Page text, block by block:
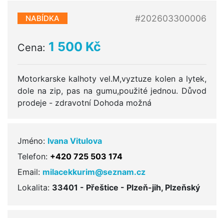
NABÍDKA #202603300006
Cena: 1 500 Kč
Motorkarske kalhoty vel.M,vyztuze kolen a lytek,
dole na zip, pas na gumu,použité jednou. Důvod
prodeje - zdravotní Dohoda možná
Jméno: Ivana Vitulova
Telefon: +420 725 503 174
Email: milacekkurim@seznam.cz
Lokalita: 33401 - Přeštice - Plzeň-jih, Plzeňský